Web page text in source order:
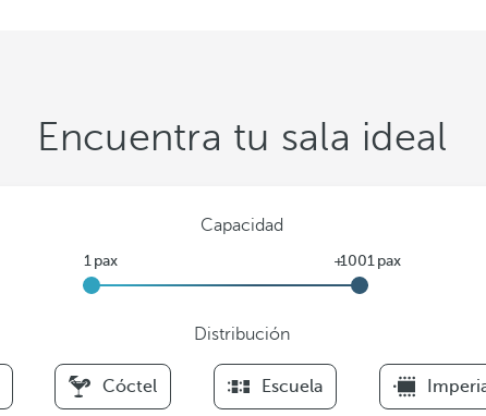
Encuentra tu sala ideal
Capacidad
Distribución
F
Cóctel Escuela